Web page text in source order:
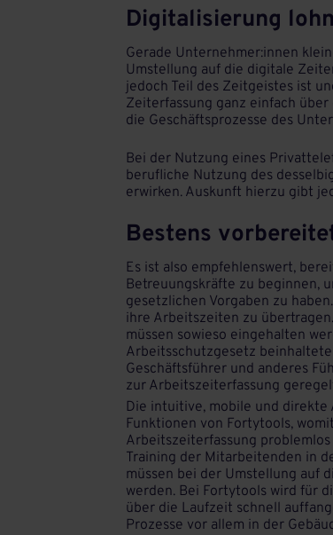
Digitalisierung
Gerade Unternehmer:innen
Umstellung auf die digitale
jedoch Teil des Zeitgeistes ist
Zeiterfassung ganz einfach
die Geschäftsprozesse des
Bei der Nutzung eines
berufliche Nutzung des
erwirken. Auskunft hierzu gibt
Bestens
Es ist also empfehlenswert,
Betreuungskräfte zu beginnen,
gesetzlichen Vorgaben zu
ihre Arbeitszeiten zu
müssen sowieso eingehalten
Arbeitsschutzgesetz
Geschäftsführer und anderes
zur Arbeitszeiterfassung
Die intuitive, mobile und
Funktionen von Fortytools,
Arbeitszeiterfassung
Training der Mitarbeitenden in
müssen bei der Umstellung auf
werden. Bei Fortytools wird für
über die Laufzeit schnell
Prozesse vor allem in der